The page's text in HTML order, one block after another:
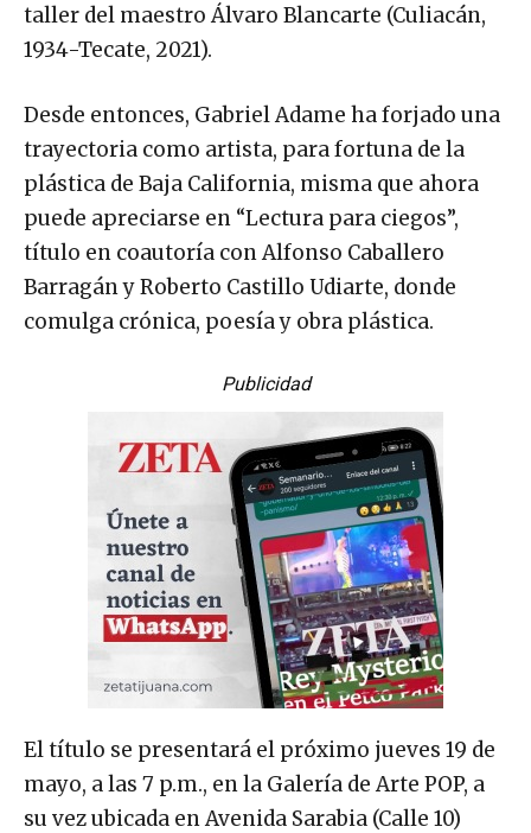
taller del maestro Álvaro Blancarte (Culiacán,
1934-Tecate, 2021).
Desde entonces, Gabriel Adame ha forjado una
trayectoria como artista, para fortuna de la
plástica de Baja California, misma que ahora
puede apreciarse en “Lectura para ciegos”,
título en coautoría con Alfonso Caballero
Barragán y Roberto Castillo Udiarte, donde
comulga crónica, poesía y obra plástica.
Publicidad
El título se presentará el próximo jueves 19 de
mayo, a las 7 p.m., en la Galería de Arte POP, a
su vez ubicada en Avenida Sarabia (Calle 10)